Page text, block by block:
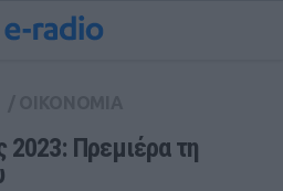
2023: Πρεμιέρα τη